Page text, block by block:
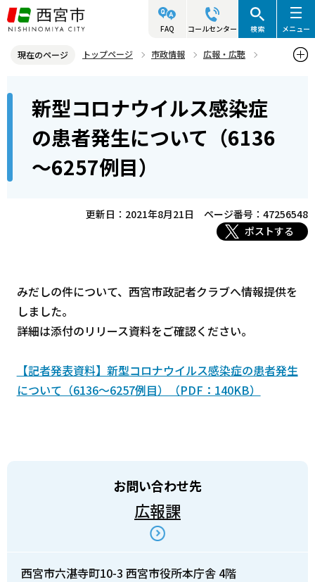
こ
の
ジ
す
FAQ コールセンター 検索 メニュー
現在のページ トップページ 市政情報
広報・広聴
新型コロナウイルス感染症の患者発生について（6136～6257例目）
ら
新型コロナウイルス感染症
の患者発生について（6136
～6257例目）
更新日：2021年8月21日
ページ番号：47256548
ポストする
みだしの件について、西宮市政記者クラブへ情報提供を
しました。
詳細は添付のリリース資料をご確認ください。
【記者発表資料】新型コロナウイルス感染症の患者発生
について（6136～6257例目）（PDF：140KB）
お問い合わせ先
広報課
西宮市六湛寺町10-3 西宮市役所本庁舎 4階